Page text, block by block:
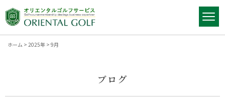
ホーム > 2025年 > 9月
ブログ